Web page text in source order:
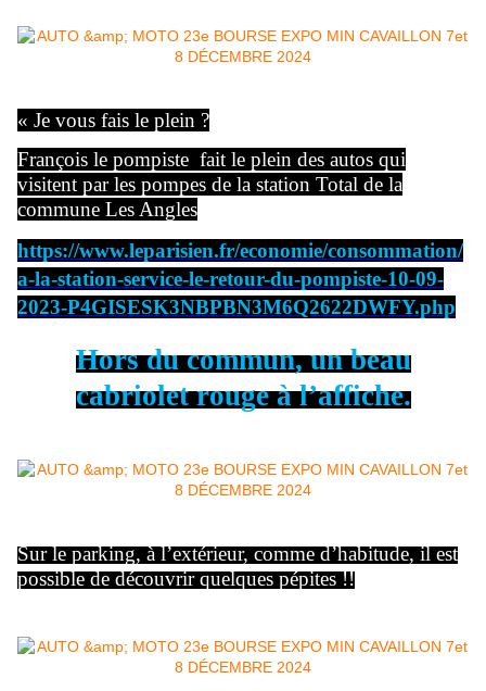
« Je vous fais le plein ?
François le pompiste fait le plein des autos qui
visitent par les pompes de la station Total de la
commune Les Angles
https://www.leparisien.fr/economie/consommation/
a-la-station-service-le-retour-du-pompiste-10-09-
2023-P4GISESK3NBPBN3M6Q2622DWFY.php
Hors du commun, un beau
cabriolet rouge à l’affiche.
Sur le parking, à l’extérieur, comme d’habitude, il est
possible de découvrir quelques pépites !!